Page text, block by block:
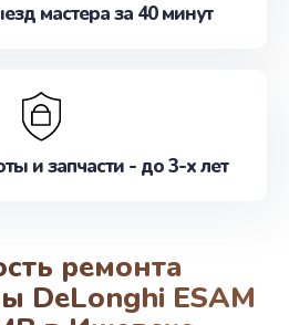
мастера за 40 минут
и запчасти - до 3-х лет
ремонта
DeLonghi ESAM